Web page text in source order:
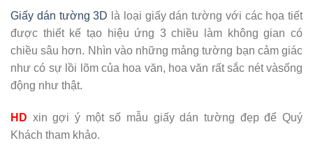
Giấy dán tường 3D là loại giấy dán tường với các họa tiết
được thiết kế tạo hiệu ứng 3 chiều làm không gian có
chiều sâu hơn. Nhìn vào những mảng tường bạn cảm giác
như có sự lồi lõm của hoa văn, hoa văn rất sắc nét vàsống
động như thật.
HD xin gợi ý một số mẫu giấy dán tường đẹp để Quý
Khách tham khảo.